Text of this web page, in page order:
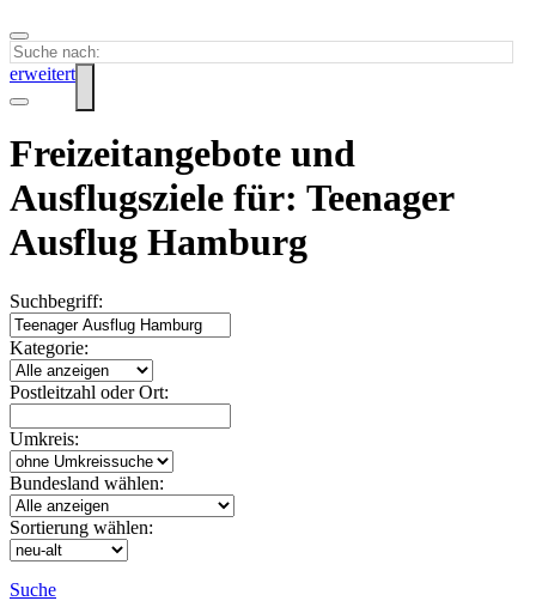
erweitert
Freizeitangebote und
Ausflugsziele für: Teenager
Ausflug Hamburg
Suchbegriff:
Kategorie:
Postleitzahl oder Ort:
Umkreis:
Bundesland wählen:
Sortierung wählen:
Suche